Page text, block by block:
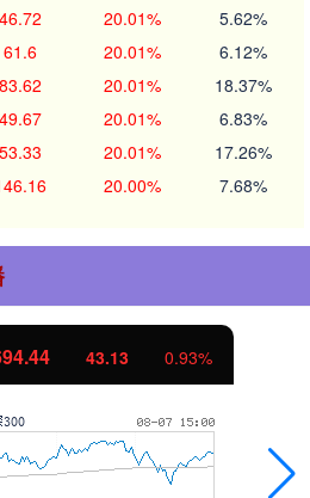
46.72 20.01% 5.62%
61.6 20.01% 6.12%
83.62 20.01% 18.37%
49.67 20.01% 6.83%
53.33 20.01% 17.26%
20.00% 7.68%
1134.24 11.37